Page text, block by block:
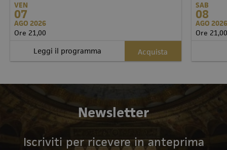
VEN
07
AGO 2026
Ore 21,00
Leggi il programma Acquista
SAB
08
AGO
Ore
Newsletter
Iscriviti per ricevere in anteprima